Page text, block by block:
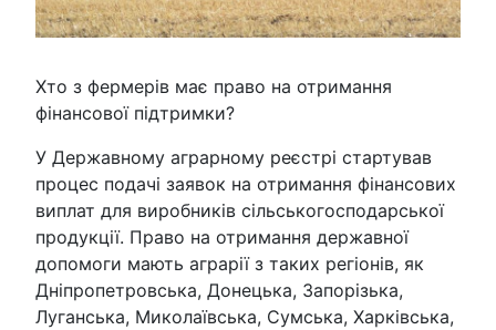
Хто з фермерів має право на отримання
фінансової підтримки?
У Державному аграрному реєстрі стартував
процес подачі заявок на отримання фінансових
виплат для виробників сільськогосподарської
продукції. Право на отримання державної
допомоги мають аграрії з таких регіонів, як
Дніпропетровська, Донецька, Запорізька,
Луганська, Миколаївська, Сумська, Харківська,